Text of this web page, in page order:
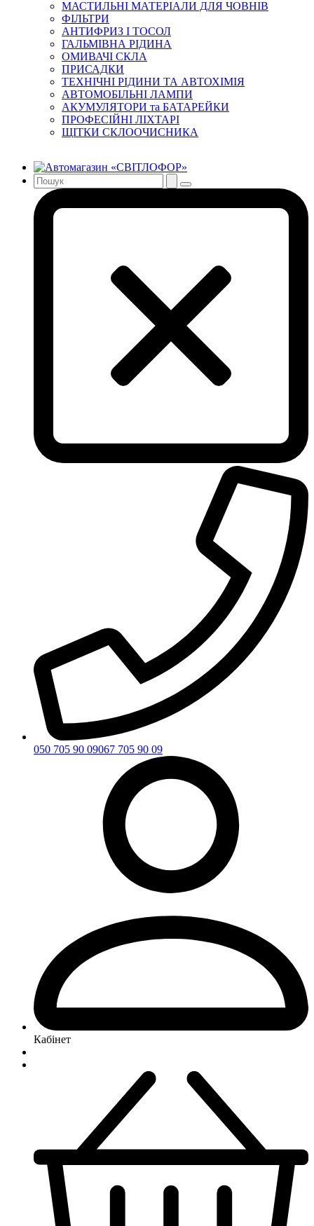
МАСТИЛЬНІ МАТЕРІАЛИ ДЛЯ ЧОВНІВ
ФІЛЬТРИ
АНТИФРИЗ І ТОСОЛ
ГАЛЬМІВНА РІДИНА
ОМИВАЧІ СКЛА
ПРИСАДКИ
ТЕХНІЧНІ РІДИНИ ТА АВТОХІМІЯ
АВТОМОБІЛЬНІ ЛАМПИ
АКУМУЛЯТОРИ та БАТАРЕЙКИ
ПРОФЕСІЙНІ ЛІХТАРІ
ЩІТКИ СКЛООЧИСНИКА
050 705 90 09067 705 90 09
Кабінет